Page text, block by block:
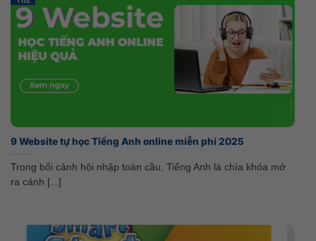
9 Website tự học Tiếng Anh online miễn phí 2025
Trong bối cảnh hội nhập toàn cầu, Tiếng Anh là chìa khóa mở
ra cánh [...]